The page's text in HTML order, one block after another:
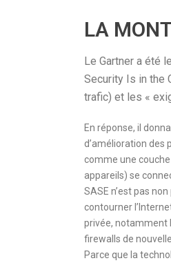
LA
Le Gartner a été
Security Is in the
trafic) et les «
En réponse, il
d’amélioration des
comme une couche
appareils) se
SASE n’est pas
contourner
privée, notamment
firewalls de
Parce que la